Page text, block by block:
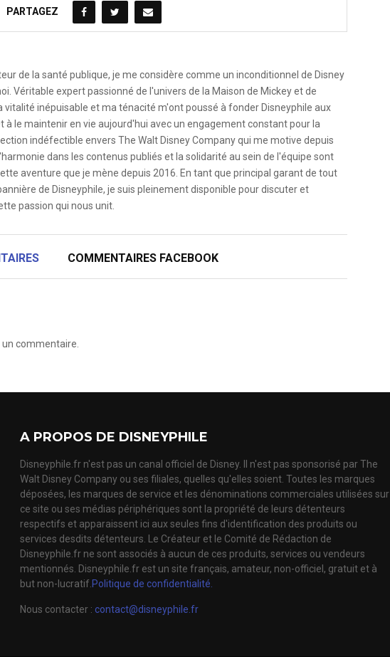
PARTAGEZ
de la santé publique, je me considère comme un inconditionnel de Disney
Véritable expert passionné de l'univers de la Maison de Mickey et de
vitalité inépuisable et ma ténacité m'ont poussé à fonder Disneyphile aux
à le maintenir en vie aujourd'hui avec un engagement constant pour la
indéfectible envers The Walt Disney Company qui me motive depuis
dans les contenus publiés et la solidarité au sein de l'équipe sont
aventure que je mène depuis 2016. En tant que principal garant de tout
de Disneyphile, je suis pleinement disponible pour discuter et
passion qui nous unit.
COMMENTAIRES FACEBOOK
commentaire.
A PROPOS DE DISNEYPHILE
Disneyphile.fr n'est pas un canal officiel de Disney. Il n'est pas sponsorisé par The
Walt Disney Company ou ses filiales, quelles qu'elles soient. Toutes les marques
déposées, les marques de service et les dénominations commerciales utilisées sur
ce site ou ses médias périphériques sont la propriété de leurs détenteurs
respectifs et apparaissent ici aux seules fins d'identification des produits ou
services desdits détenteurs. Le Créateur et le Comité de Rédaction de
Disneyphile.fr ne sont associés à aucun de ces produits, services ou vendeurs
mentionnés. Disneyphile.fr est un site français, amateur, non-officiel, gratuit et à
but non-lucratif. Politique de confidentialité.
Nous contacter : contact@disneyphile.fr